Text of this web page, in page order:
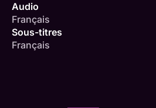
Audio
Français
Sous-titres
Français